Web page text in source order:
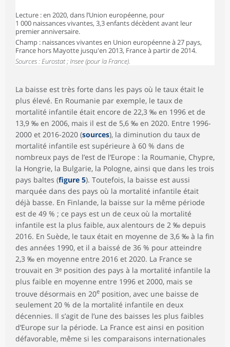
Lecture : en 2020, dans l’Union européenne, pour
1 000 naissances vivantes, 3,3 enfants décèdent avant leur
premier anniversaire.
Champ : naissances vivantes en Union européenne à 27 pays,
France hors Mayotte jusqu'en 2013, France à partir de 2014.
Sources : Eurostat ; Insee (pour la France).
La baisse est très forte dans les pays où le taux était le
plus élevé. En Roumanie par exemple, le taux de
mortalité infantile était encore de 22,3 ‰ en 1996 et de
13,9 ‰ en 2006, mais il est de 5,6 ‰ en 2020. Entre 1996-
2000 et 2016-2020 (sources), la diminution du taux de
mortalité infantile est supérieure à 60 % dans de
nombreux pays de l’est de l’Europe : la Roumanie, Chypre,
la Hongrie, la Bulgarie, la Pologne, ainsi que dans les trois
pays baltes (figure 5). Toutefois, la baisse est aussi
marquée dans des pays où la mortalité infantile était
déjà basse. En Finlande, la baisse sur la même période
est de 49 % ; ce pays est un de ceux où la mortalité
infantile est la plus faible, aux alentours de 2 ‰ depuis
2016. En Suède, le taux était en moyenne de 3,6 ‰ à la fin
des années 1990, et il a baissé de 36 % pour atteindre
2,3 ‰ en moyenne entre 2016 et 2020. La France se
trouvait en 3ᵉ position des pays à la mortalité infantile la
plus faible en moyenne entre 1996 et 2000, mais se
trouve désormais en 20e position, avec une baisse de
seulement 20 % de la mortalité infantile en deux
décennies. Il s’agit de l’une des baisses les plus faibles
d’Europe sur la période. La France est ainsi en position
défavorable, même si les comparaisons internationales